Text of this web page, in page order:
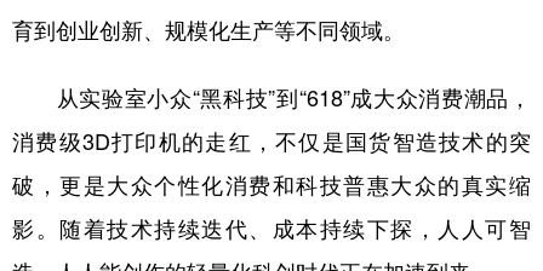
育到创业创新、规模化生产等不同领域。
从实验室小众“黑科技”到“618”成大众消费潮品，
消费级3D打印机的走红，不仅是国货智造技术的突
破，更是大众个性化消费和科技普惠大众的真实缩
影。随着技术持续迭代、成本持续下探，人人可智